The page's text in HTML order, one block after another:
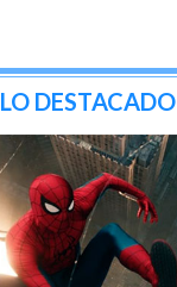
LO DESTACADO